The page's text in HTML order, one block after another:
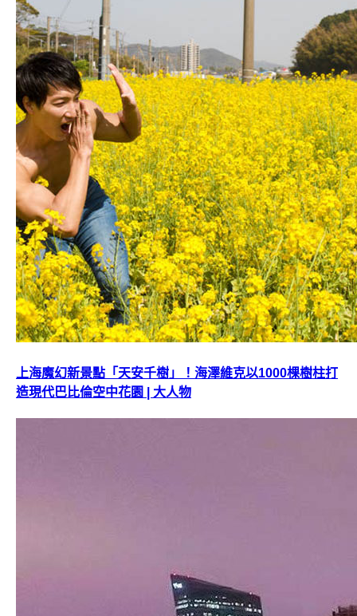
上海魔幻新景點「天安千樹」！海澤維克以1000棵樹柱打
造現代巴比倫空中花園 | 大人物